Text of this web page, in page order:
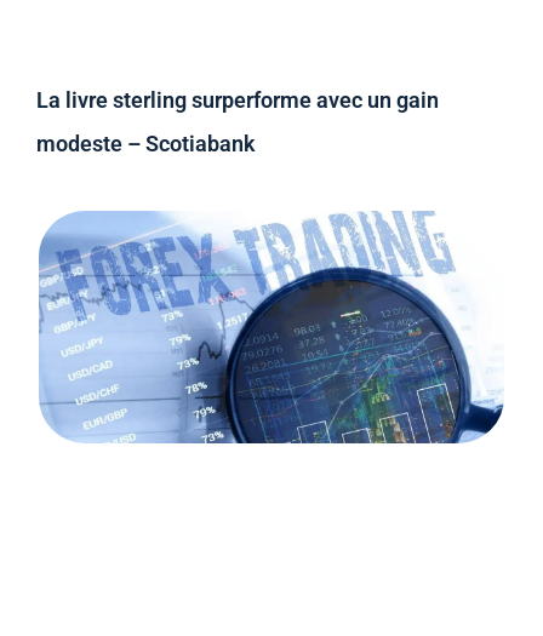
La livre sterling surperforme avec un gain
modeste – Scotiabank